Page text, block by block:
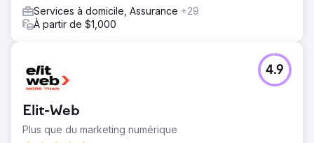
Services à domicile, Assurance +29
À partir de $1,000
Elit-Web
Plus que du marketing numérique
4.9